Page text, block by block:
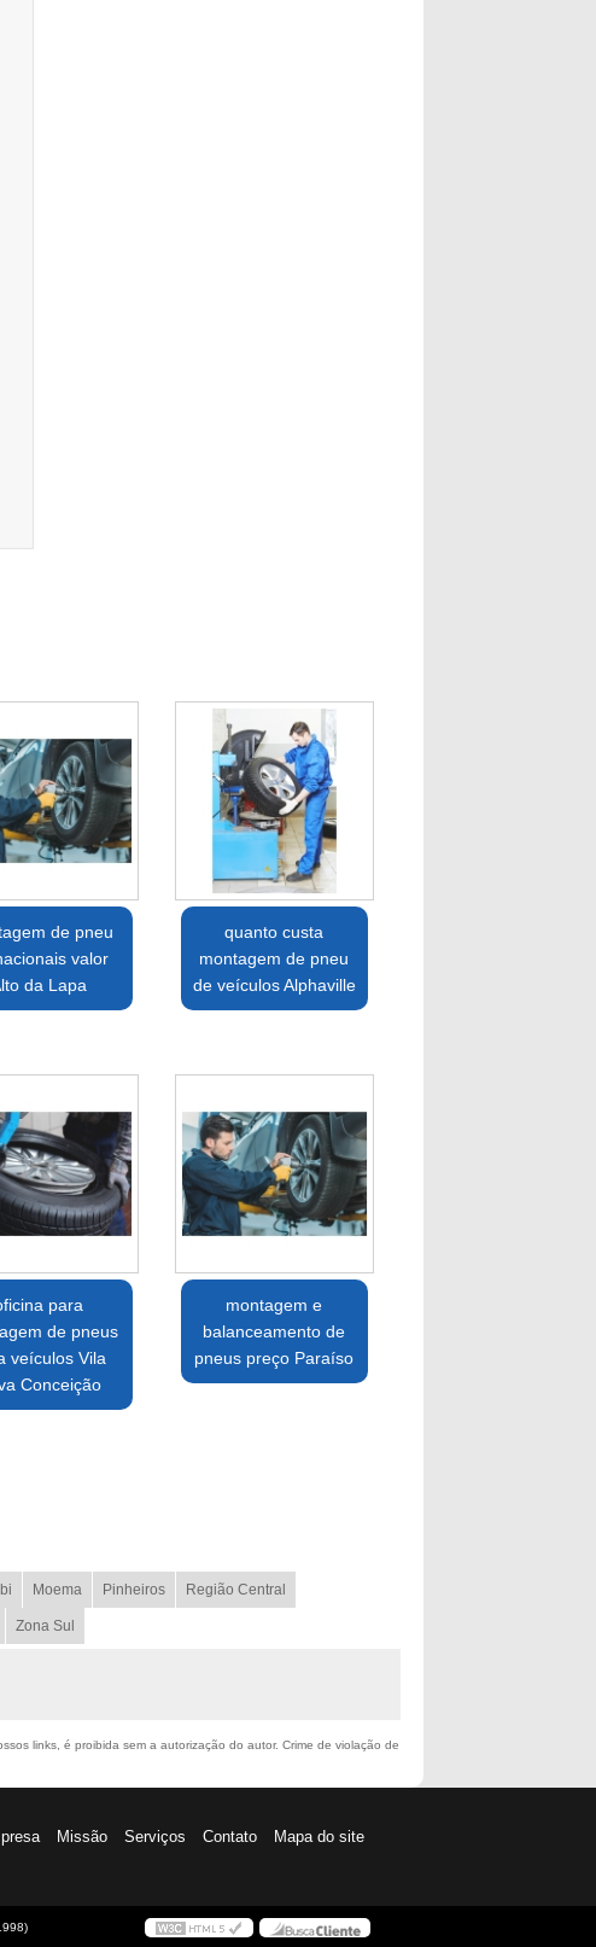
de pneu
valor
da Lapa
quanto custa
montagem de pneu
de veículos Alphaville
para
de pneus
veículos Vila
Conceição
montagem e
balanceamento de
pneus preço Paraíso
Moema Pinheiros Região Central
Zona Sul
links, é proibida sem a autorização do autor. Crime de violação de
Missão Serviços Contato Mapa do site